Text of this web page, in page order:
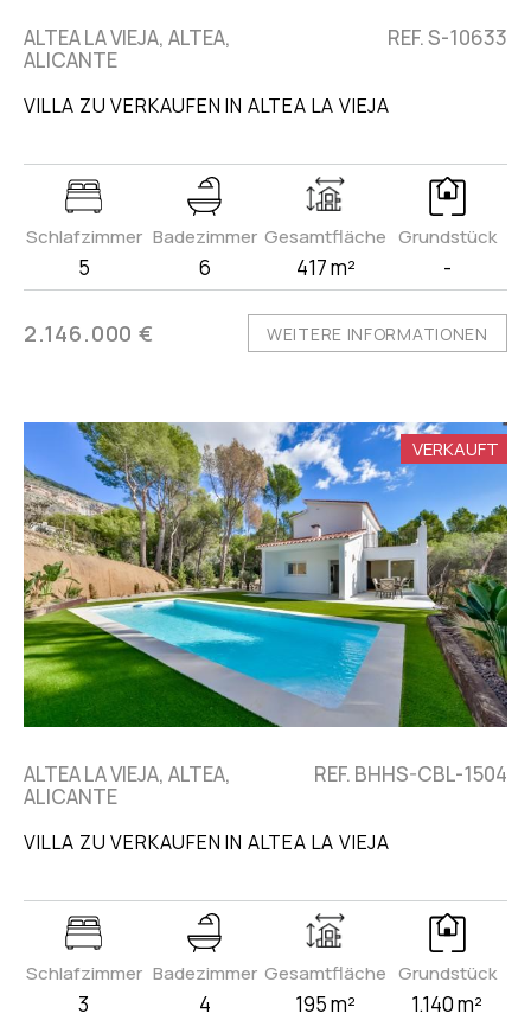
ALTEA LA VIEJA, ALTEA,
ALICANTE
REF. S-10633
VILLA ZU VERKAUFEN IN ALTEA LA VIEJA
Schlafzimmer
5
Badezimmer
6
Gesamtfläche
417 m²
Grundstück
-
2.146.000 € WEITERE INFORMATIONEN
VERKAUFT
ALTEA LA VIEJA, ALTEA,
ALICANTE
REF. BHHS-CBL-1504
VILLA ZU VERKAUFEN IN ALTEA LA VIEJA
Schlafzimmer
3
Badezimmer
4
Gesamtfläche
195 m²
Grundstück
1.140 m²